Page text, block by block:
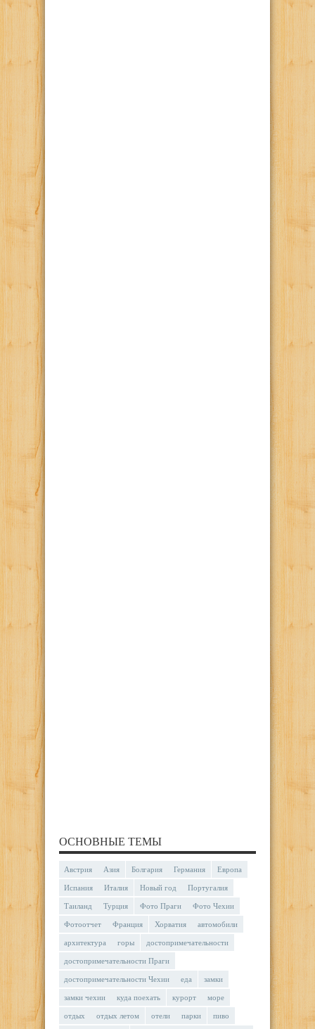
ОСНОВНЫЕ ТЕМЫ
Австрия Азия Болгария Германия Европа
Испания Италия Новый год Португалия
Таиланд Турция Фото Праги Фото Чехии
Фотоотчет Франция Хорватия автомобили
архитектура горы достопримечательности
достопримечательности Праги
достопримечательности Чехии еда замки
замки чехии куда поехать курорт море
отдых отдых летом отели парки пиво